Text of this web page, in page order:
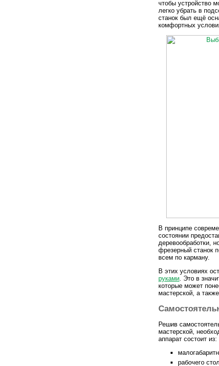
чтобы устройство
легко убрать в
станок был ещё
комфортных
В принципе
состоянии
деревообработки,
фрезерный станок
всем по карману.
В этих условиях
руками . Это в
которые может
мастерской, а
Решив
мастерской,
аппарат состоит из:
рабочего